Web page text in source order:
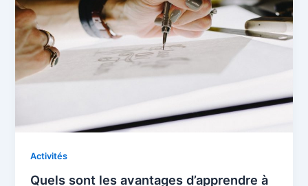
Activités
Quels sont les avantages d’apprendre à